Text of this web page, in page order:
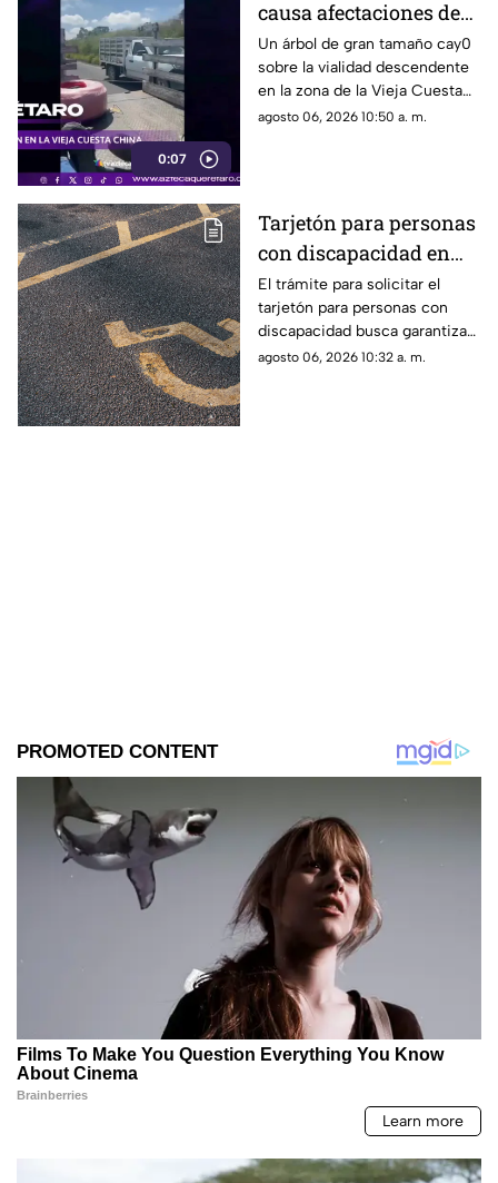
0:07
causa afectaciones de
circulación en la Vieja
Cuesta China
Un árbol de gran tamaño cay0
sobre la vialidad descendente
en la zona de la Vieja Cuesta
China
agosto 06, 2026 10:50 a. m.
Tarjetón para personas
con discapacidad en
Querétaro: la guía
completa para
solicitarlo este año
El trámite para solicitar el
tarjetón para personas con
discapacidad busca garantizar
el derecho a una movilidad
agosto 06, 2026 10:32 a. m.